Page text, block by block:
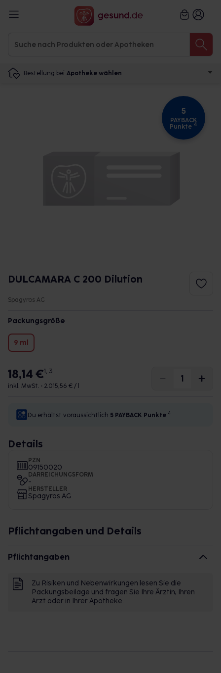
Bestellung bei Apotheke wählen
5
PAYBACK
Punkte 4
DULCAMARA C 200 Dilution
Spagyros AG
Packungsgröße
9 ml
18,14 €1, 3
inkl. MwSt. • 2.015,56 € / l
Du erhältst voraussichtlich 5 PAYBACK Punkte 4
Details
PZN
09150020
DARREICHUNGSFORM
-
HERSTELLER
Spagyros AG
Pflichtangaben und Details
Pflichtangaben
Zu Risiken und Nebenwirkungen lesen Sie die
Packungsbeilage und fragen Sie Ihre Ärztin, Ihren
Arzt oder in Ihrer Apotheke.